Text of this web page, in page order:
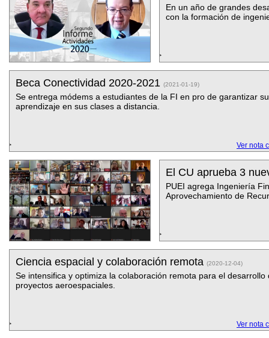
En un año de grandes
con la formación de
Beca Conectividad 2020-2021 (2021-01-19)
Se entrega módems a estudiantes de la FI en pro de garantizar su
aprendizaje en sus clases a distancia.
Ver nota
El CU aprueba 3
PUEI agrega Ingenierí­a
Aprovechamiento de
Ciencia espacial y colaboración remota (2020-12-04)
Se intensifica y optimiza la colaboración remota para el desarrollo
proyectos aeroespaciales.
Ver nota